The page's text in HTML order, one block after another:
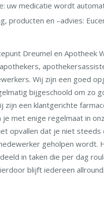
uw medicatie wordt
producten en –advies:
Dreumel en Apotheek
Wij zijn een goed
bijgeschoold om zo
zijn een klantgerichte
je met enige regelmaat in
opvallen dat je niet steeds
geholpen wordt.
in taken die per dag
blijft iedereen allround.